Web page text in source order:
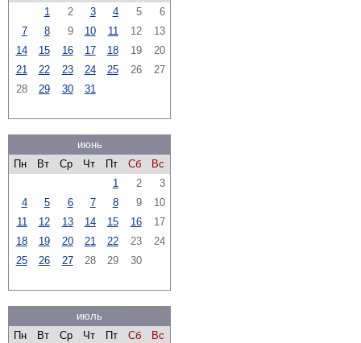
1
2 3 4 5
6
7
8 9 10 11 12
13
14
15 16 17 18 19
20
21
22 23 24 25 26
27
28
29 30 31
июнь
Пн
Вт Ср Чт Пт Сб
Вс
1
2
3
4
5 6 7 8 9
10
11
12 13 14 15 16
17
18
19 20 21 22 23
24
25
26 27 28 29 30
июль
Пн
Вт Ср Чт Пт Сб
Вс